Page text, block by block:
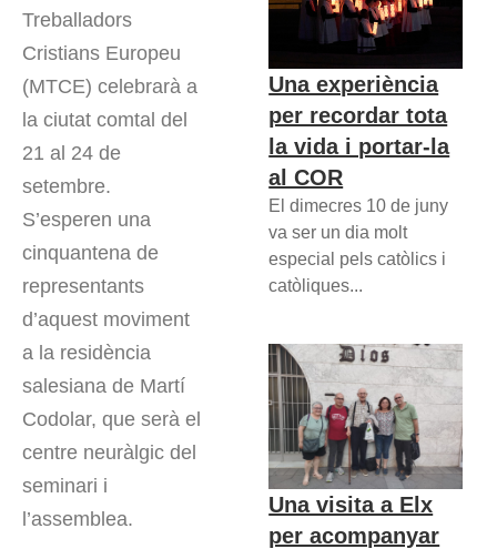
Treballadors
Cristians Europeu
(MTCE) celebrarà a
la ciutat comtal del
21 al 24 de
setembre.
S’esperen una
cinquantena de
representants
d’aquest moviment
a la residència
salesiana de Martí
Codolar, que serà el
centre neuràlgic del
seminari i
l’assemblea.
Una experiència
per recordar tota
la vida i portar-la
al COR
El dimecres 10 de juny
va ser un dia molt
especial pels catòlics i
catòliques...
Una visita a Elx
per acompanyar